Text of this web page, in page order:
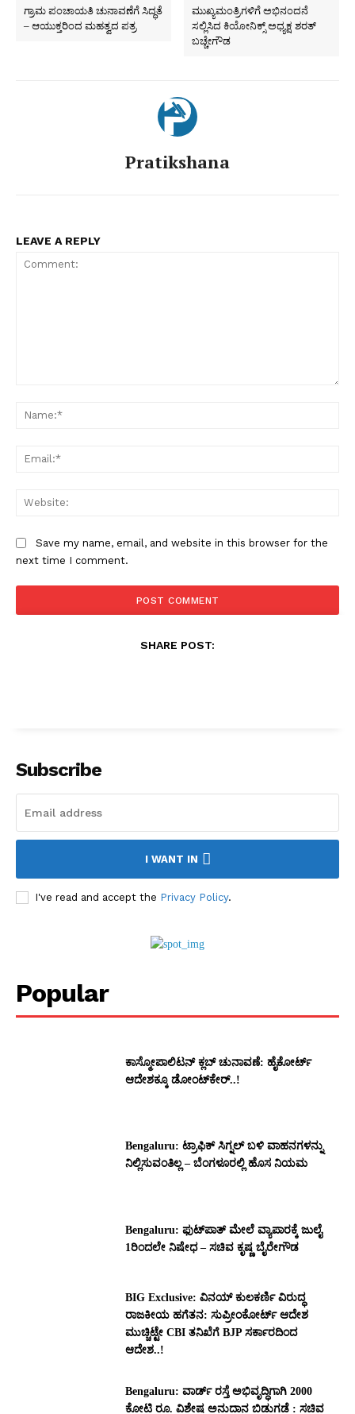
ಗ್ರಾಮ ಪಂಚಾಯತಿ ಚುನಾವಣೆಗೆ ಸಿದ್ಧತೆ
– ಆಯುಕ್ತರಿಂದ ಮಹತ್ವದ ಪತ್ರ
ಮುಖ್ಯಮಂತ್ರಿಗಳಿಗೆ ಅಭಿನಂದನೆ
ಸಲ್ಲಿಸಿದ ಕಿಯೋನಿಕ್ಸ್ ಅಧ್ಯಕ್ಷ ಶರತ್
ಬಚ್ಚೇಗೌಡ
Pratikshana
LEAVE A REPLY
Save my name, email, and website in this browser for the
next time I comment.
SHARE POST:
Subscribe
I WANT IN
I've read and accept the Privacy Policy.
Popular
ಕಾಸ್ಮೋಪಾಲಿಟನ್‌ ಕ್ಲಬ್‌ ಚುನಾವಣೆ: ಹೈಕೋರ್ಟ್‌
ಆದೇಶಕ್ಕೂ ಡೋಂಟ್‌ಕೇರ್‌..!
Bengaluru: ಟ್ರಾಫಿಕ್‌ ಸಿಗ್ನಲ್‌ ಬಳಿ ವಾಹನಗಳನ್ನು
ನಿಲ್ಲಿಸುವಂತಿಲ್ಲ – ಬೆಂಗಳೂರಲ್ಲಿ ಹೊಸ ನಿಯಮ
Bengaluru: ಫುಟ್‌ಪಾತ್‌ ಮೇಲೆ ವ್ಯಾಪಾರಕ್ಕೆ ಜುಲೈ
1ರಿಂದಲೇ ನಿಷೇಧ – ಸಚಿವ ಕೃಷ್ಣ ಬೈರೇಗೌಡ
BIG Exclusive: ವಿನಯ್‌ ಕುಲಕರ್ಣಿ ವಿರುದ್ಧ
ರಾಜಕೀಯ ಹಗೆತನ: ಸುಪ್ರೀಂಕೋರ್ಟ್‌ ಆದೇಶ
ಮುಚ್ಚಿಟ್ಟೇ CBI ತನಿಖೆಗೆ BJP ಸರ್ಕಾರದಿಂದ
ಆದೇಶ..!
Bengaluru: ವಾರ್ಡ್ ರಸ್ತೆ ಅಭಿವೃದ್ಧಿಗಾಗಿ 2000
ಕೋಟಿ ರೂ. ವಿಶೇಷ ಅನುದಾನ ಬಿಡುಗಡೆ : ಸಚಿವ